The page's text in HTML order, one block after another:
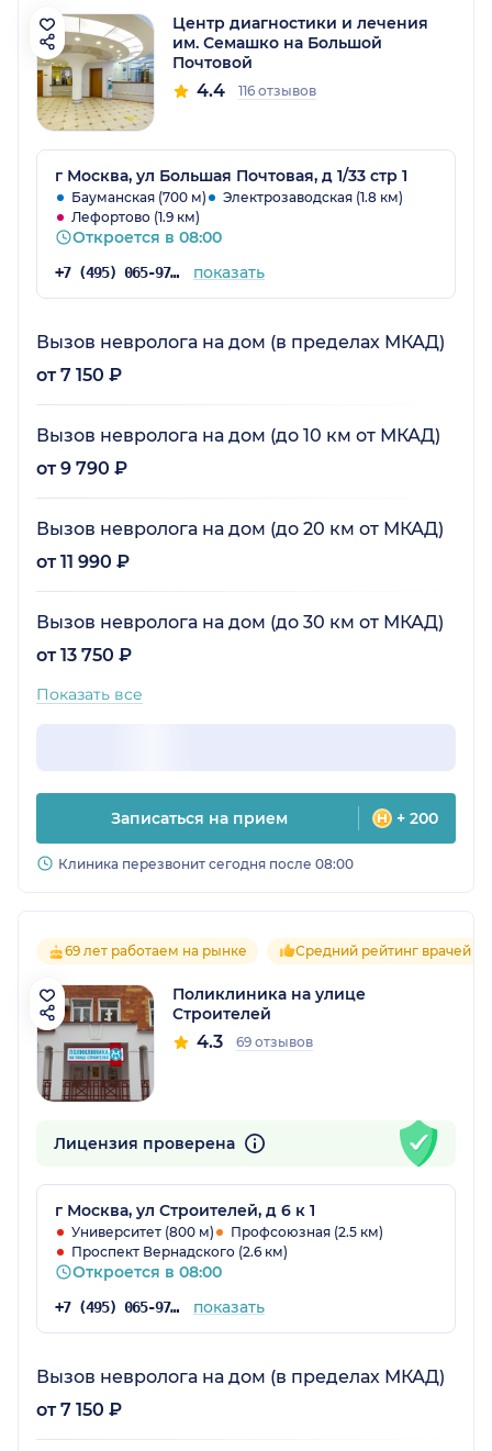
Центр диагностики и лечения
им. Семашко на Большой
Почтовой
4.4 116 отзывов
г Москва, ул Большая Почтовая, д 1/33 стр 1
Бауманская (700 м)
Электрозаводская (1.8 км)
Лефортово (1.9 км)
Откроется в 08:00
+7 (495) 065-97-06 показать
Вызов невролога на дом (в пределах МКАД)
от 7 150 ₽
Вызов невролога на дом (до 10 км от МКАД)
от 9 790 ₽
Вызов невролога на дом (до 20 км от МКАД)
от 11 990 ₽
Вызов невролога на дом (до 30 км от МКАД)
от 13 750 ₽
Показать все
Записаться на прием + 200
Клиника перезвонит сегодня после 08:00
69 лет работаем на рынке Средний рейтинг врачей
Поликлиника на улице
Строителей
4.3 69 отзывов
Лицензия проверена
г Москва, ул Строителей, д 6 к 1
Университет (800 м)
Профсоюзная (2.5 км)
Проспект Вернадского (2.6 км)
Откроется в 08:00
+7 (495) 065-97-06 показать
Вызов невролога на дом (в пределах МКАД)
от 7 150 ₽